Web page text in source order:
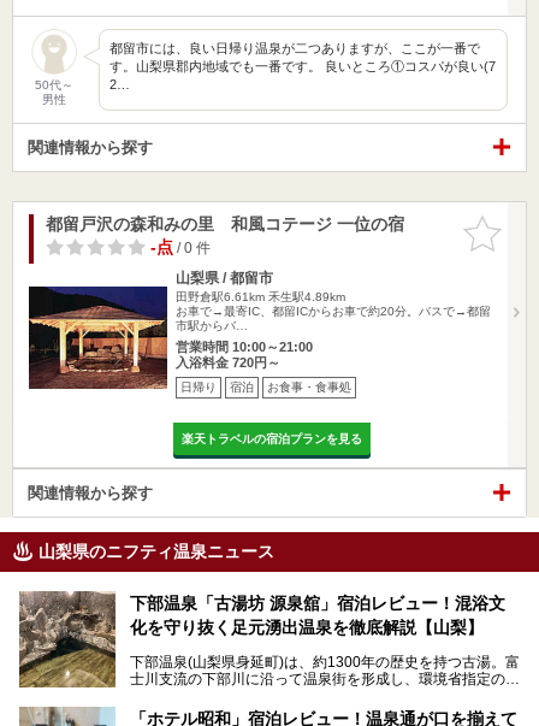
50代～
男性
都留市には、良い日帰り温泉が二つありますが、ここが一番で
す。山梨県郡内地域でも一番です。 良いところ①コスパが良い(7
2…
関連情報から探す
お気に入
りに追加
都留戸沢の森和みの里 和風コテージ 一位の宿
-点/ 0 件
山梨県 / 都留市
田野倉駅6.61km 禾生駅4.89km
お車で→最寄IC、都留ICからお車で約20分。バスで→都留
市駅からバ…
営業時間 10:00～21:00
入浴料金 720円～
日帰り 宿泊 お食事・食事処
楽天トラベルの宿泊プランを見る
関連情報から探す
山梨県のニフティ温泉ニュース
下部温泉「古湯坊 源泉舘」宿泊レビュー！混浴文
化を守り抜く足元湧出温泉を徹底解説【山梨】
下部温泉(山梨県身延町)は、約1300年の歴史を持つ古湯。富
士川支流の下部川に沿って温泉街を形成し、環境省指定の国
中でも「古湯坊 源泉舘」は、戦国時代に武田信玄公も療養
「ホテル昭和」宿泊レビュー！温泉通が口を揃えて